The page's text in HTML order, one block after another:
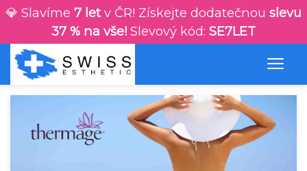
💎 Slavíme 7 letv ČR! Získejte dodatečnou slevu
37 % na vše! Slevový kód: SE7LET